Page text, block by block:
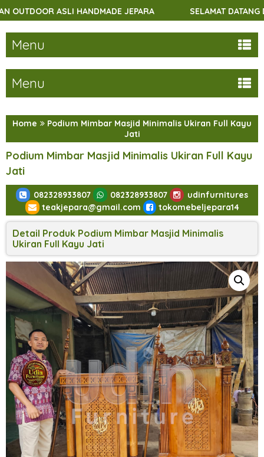
ASLI HANDMADE JEPARA SELAMAT DATANG DI
Menu
Menu
Home
Podium Mimbar Masjid Minimalis Ukiran Full Kayu
Jati
Podium Mimbar Masjid Minimalis Ukiran Full Kayu
Jati
082328933807 082328933807
udinfurnitures
teakjepara@gmail.com
tokomebeljepara14
Detail Produk Podium Mimbar Masjid Minimalis
Ukiran Full Kayu Jati